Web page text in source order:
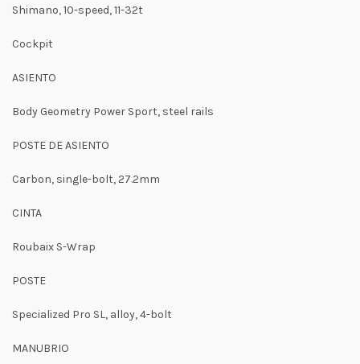
Shimano, 10-speed, 11-32t
Cockpit
ASIENTO
Body Geometry Power Sport, steel rails
POSTE DE ASIENTO
Carbon, single-bolt, 27.2mm
CINTA
Roubaix S-Wrap
POSTE
Specialized Pro SL, alloy, 4-bolt
MANUBRIO